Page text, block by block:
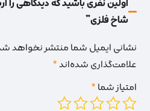
شاخ فلزی”
نشانی ایمیل شما منتشر نخواهد
علامت‌گذاری شده‌اند*
امتیاز شما*